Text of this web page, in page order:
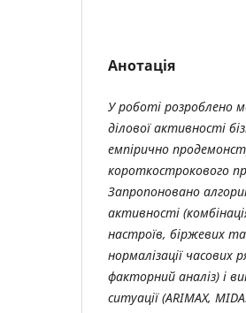
Анотація
У роботі розроблено
ділової активності
емпірично
короткострокового
Запропоновано
активності
настроїв, біржевих
нормалізації часових
факторний аналіз) і
ситуації (ARIMAX,